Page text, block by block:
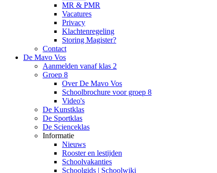
MR & PMR
Vacatures
Privacy
Klachtenregeling
Storing Magister?
Contact
De Mavo Vos
Aanmelden vanaf klas 2
Groep 8
Over De Mavo Vos
Schoolbrochure voor groep 8
Video's
De Kunstklas
De Sportklas
De Scienceklas
Informatie
Nieuws
Rooster en lestijden
Schoolvakanties
Schoolgids | Schoolwiki